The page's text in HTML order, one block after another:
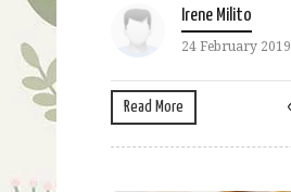
Irene Milito
24 February 2019
Read More